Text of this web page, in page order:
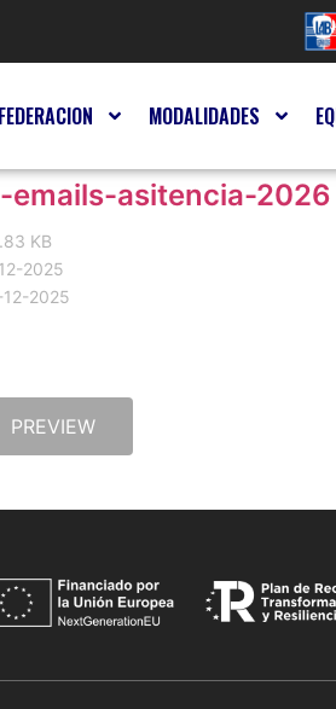
FEDERACION MODALIDADES
emails-asitencia-2026
KB
2025
2025
PREVIEW